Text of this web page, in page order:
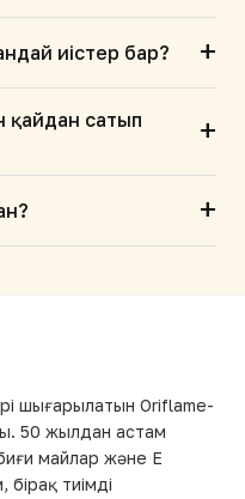
иістер бар? +
қайдан сатып
+
+
шығарылатын Oriflame-
50 жылдан астам
майлар және Е
бірақ тиімді